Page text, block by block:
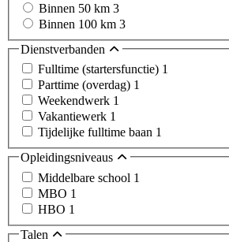
Binnen 50 km 3
Binnen 100 km 3
Dienstverbanden
Fulltime (startersfunctie) 1
Parttime (overdag) 1
Weekendwerk 1
Vakantiewerk 1
Tijdelijke fulltime baan 1
Opleidingsniveaus
Middelbare school 1
MBO 1
HBO 1
Talen